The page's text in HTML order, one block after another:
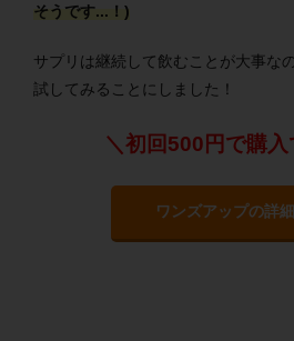
そうです...！)
サプリは継続して飲むことが大事な
試してみることにしました！
＼初回500円で購入
ワンズアップの詳